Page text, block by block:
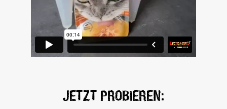
JETZT PROBIEREN:
ALL
ES
AUF